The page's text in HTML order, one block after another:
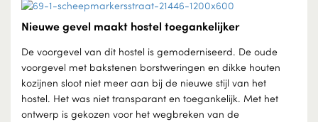
Nieuwe gevel maakt hostel toegankelijker
De voorgevel van dit hostel is gemoderniseerd. De oude
voorgevel met bakstenen borstweringen en dikke houten
kozijnen sloot niet meer aan bij de nieuwe stijl van het
hostel. Het was niet transparant en toegankelijk. Met het
ontwerp is gekozen voor het wegbreken van de